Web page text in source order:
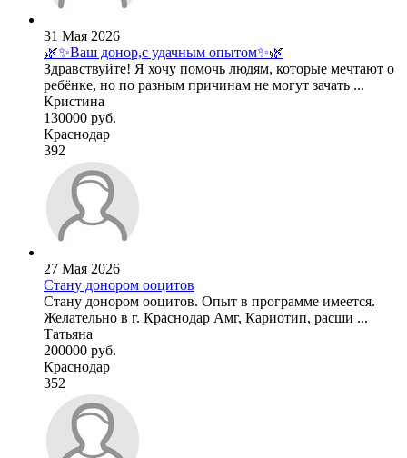
31 Мая 2026
🌿✨Ваш донор,с удачным опытом✨🌿
Здравствуйте! Я хочу помочь людям, которые мечтают о
ребёнке, но по разным причинам не могут зачать ...
Кристина
130000 руб.
Краснодар
392
27 Мая 2026
Стану донором ооцитов
Стану донором ооцитов. Опыт в программе имеется.
Желательно в г. Краснодар Амг, Кариотип, расши ...
Татьяна
200000 руб.
Краснодар
352